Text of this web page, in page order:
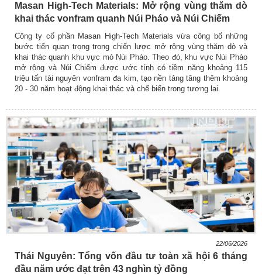
Masan High-Tech Materials: Mở rộng vùng thăm dò
khai thác vonfram quanh Núi Pháo và Núi Chiếm
Công ty cổ phần Masan High-Tech Materials vừa công bố những
bước tiến quan trọng trong chiến lược mở rộng vùng thăm dò và
khai thác quanh khu vực mỏ Núi Pháo. Theo đó, khu vực Núi Pháo
mở rộng và Núi Chiếm được ước tính có tiềm năng khoảng 115
triệu tấn tài nguyên vonfram đa kim, tạo nền tảng tăng thêm khoảng
20 - 30 năm hoạt động khai thác và chế biến trong tương lai.
22/06/2026
Thái Nguyên: Tổng vốn đầu tư toàn xã hội 6 tháng
đầu năm ước đạt trên 43 nghìn tỷ đồng